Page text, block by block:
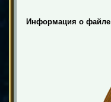
Информация о файле